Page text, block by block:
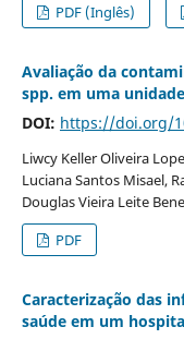
PDF (Inglês)
Avaliação da
spp. em uma
DOI: https://doi.org/
Liwcy Keller Oliveira
Luciana Santos Misael,
Douglas Vieira Leite
PDF
Caracterização das
saúde em um